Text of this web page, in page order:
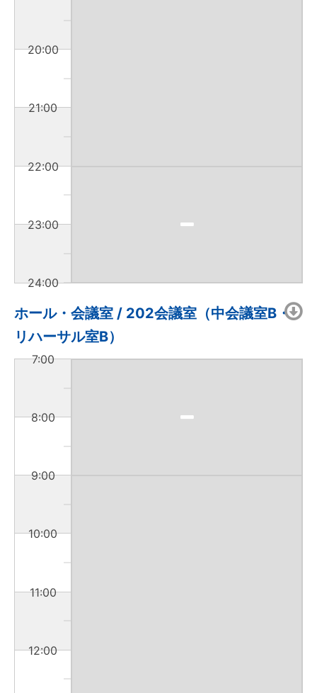
20:00
21:00
22:00
23:00
24:00
ホール・会議室 / 202会議室（中会議室B・
リハーサル室B）
7:00
8:00
9:00
10:00
11:00
12:00